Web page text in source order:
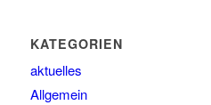
KATEGORIEN
aktuelles
Allgemein